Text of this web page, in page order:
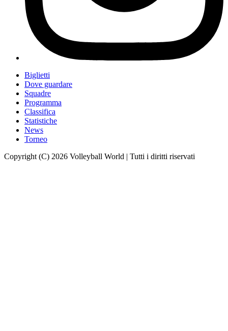
Biglietti
Dove guardare
Squadre
Programma
Classifica
Statistiche
News
Torneo
Copyright (C) 2026 Volleyball World | Tutti i diritti riservati